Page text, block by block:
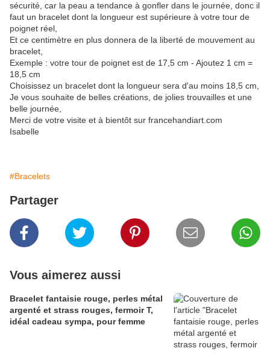
sécurité, car la peau a tendance à gonfler dans le journée, donc il
faut un bracelet dont la longueur est supérieure à votre tour de
poignet réel,
Et ce centimètre en plus donnera de la liberté de mouvement au
bracelet,
Exemple : votre tour de poignet est de 17,5 cm - Ajoutez 1 cm =
18,5 cm
Choisissez un bracelet dont la longueur sera d'au moins 18,5 cm,
Je vous souhaite de belles créations, de jolies trouvailles et une
belle journée,
Merci de votre visite et à bientôt sur francehandiart.com
Isabelle
#Bracelets
Partager
Vous aimerez aussi
Bracelet fantaisie rouge, perles métal
argenté et strass rouges, fermoir T,
idéal cadeau sympa, pour femme